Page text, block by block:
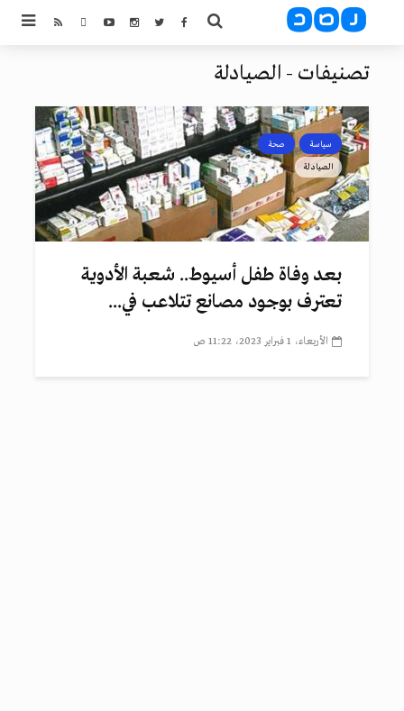
تصنيفات - الصيادلة
سياسة صحة
الصيادلة
بعد وفاة طفل أسيوط.. شعبة الأدوية
تعترف بوجود مصانع تتلاعب في...
الأربعاء، 1 فبراير 2023، 11:22 ص